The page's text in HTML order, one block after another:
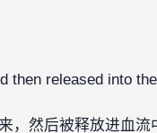
then released into
，然后被释放进血流